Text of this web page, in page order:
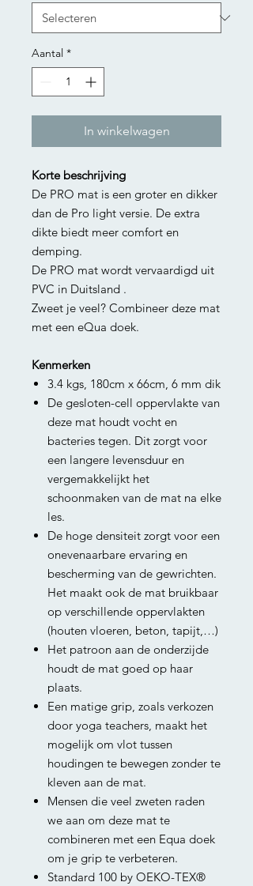
Aantal *
In winkelwagen
Korte beschrijving
De PRO mat is een groter en dikker
dan de Pro light versie. De extra
dikte biedt meer comfort en
demping.
De PRO mat wordt vervaardigd uit
PVC in Duitsland .
Zweet je veel? Combineer deze mat
met een eQua doek.
Kenmerken
3.4 kgs, 180cm x 66cm, 6 mm dik
De gesloten-cell oppervlakte van
deze mat houdt vocht en
bacteries tegen. Dit zorgt voor
een langere levensduur en
vergemakkelijkt het
schoonmaken van de mat na elke
les.
De hoge densiteit zorgt voor een
onevenaarbare ervaring en
bescherming van de gewrichten.
Het maakt ook de mat bruikbaar
op verschillende oppervlakten
(houten vloeren, beton, tapijt,…)
Het patroon aan de onderzijde
houdt de mat goed op haar
plaats.
Een matige grip, zoals verkozen
door yoga teachers, maakt het
mogelijk om vlot tussen
houdingen te bewegen zonder te
kleven aan de mat.
Mensen die veel zweten raden
we aan om deze mat te
combineren met een Equa doek
om je grip te verbeteren.
Standard 100 by OEKO-TEX®